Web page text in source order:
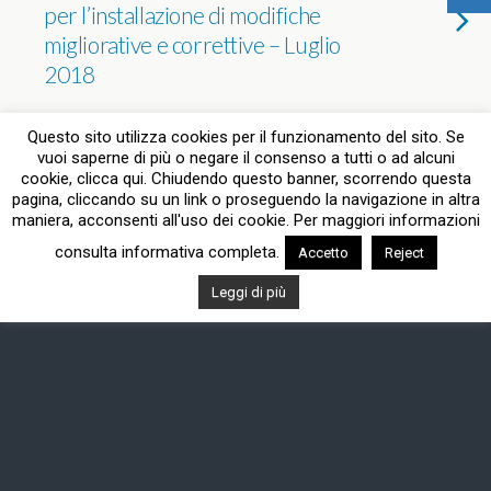
per l’installazione di modifiche
migliorative e correttive – Luglio
2018
Torna su
Dispositivo Portatile Pc Desktop
Questo sito utilizza cookies per il funzionamento del sito. Se
vuoi saperne di più o negare il consenso a tutti o ad alcuni
cookie, clicca qui. Chiudendo questo banner, scorrendo questa
pagina, cliccando su un link o proseguendo la navigazione in altra
maniera, acconsenti all'uso dei cookie. Per maggiori informazioni
consulta informativa completa.
Accetto Reject
Leggi di più